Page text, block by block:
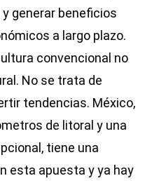
generar beneficios
a largo plazo.
convencional no
No se trata de
tendencias. México,
de litoral y una
tiene una
esta apuesta y ya hay